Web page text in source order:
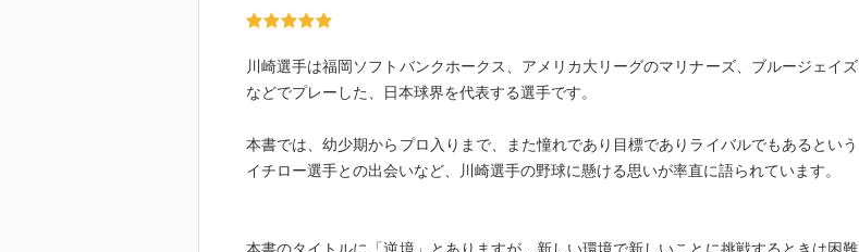
川崎選手は福岡ソフトバンクホークス、アメリカ大リーグのマリナーズ、ブルージェイズ
などでプレーした、日本球界を代表する選手です。
本書では、幼少期からプロ入りまで、また憧れであり目標でありライバルでもあるという
イチロー選手との出会いなど、川崎選手の野球に懸ける思いが率直に語られています。